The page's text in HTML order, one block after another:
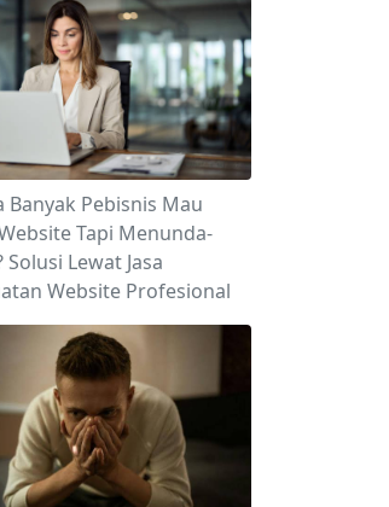
Banyak Pebisnis Mau
Tapi Menunda-
Solusi Lewat Jasa
Website Profesional